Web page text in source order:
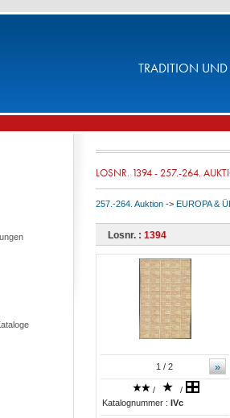
TRADITION UND
LOSNR. 1394 - 257.-264.
257.-264. Auktion -> EUROPA &
Losnr. : 1394
»
1 / 2
/
/
Katalognummer : IVc